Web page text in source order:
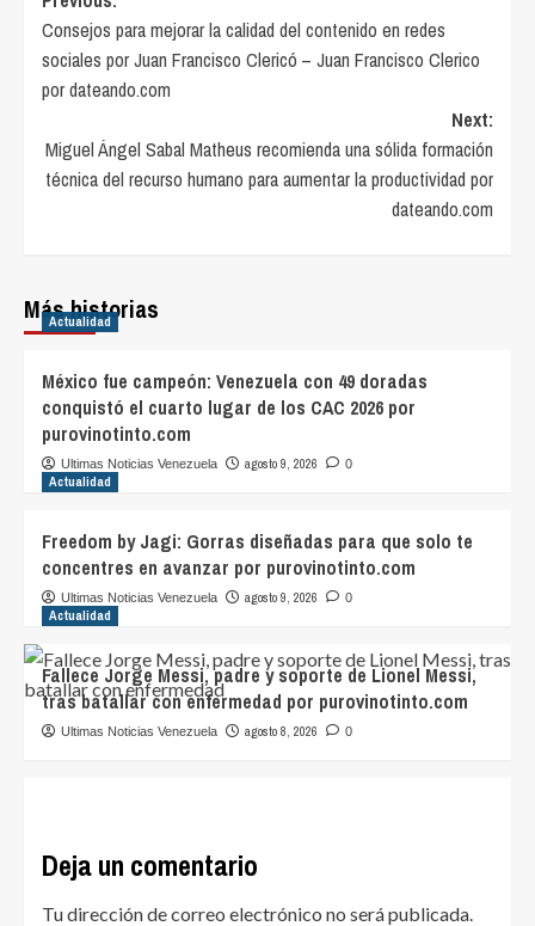
navigation
Consejos para mejorar la calidad del contenido en redes
sociales por Juan Francisco Clericó – Juan Francisco Clerico
por dateando.com
Next:
Miguel Ángel Sabal Matheus recomienda una sólida formación
técnica del recurso humano para aumentar la productividad por
dateando.com
Más historias
Actualidad
México fue campeón: Venezuela con 49 doradas
conquistó el cuarto lugar de los CAC 2026 por
purovinotinto.com
Ultimas Noticias Venezuela agosto 9, 2026 0
Actualidad
Freedom by Jagi: Gorras diseñadas para que solo te
concentres en avanzar por purovinotinto.com
Ultimas Noticias Venezuela agosto 9, 2026 0
Actualidad
Fallece Jorge Messi, padre y soporte de Lionel Messi,
tras batallar con enfermedad por purovinotinto.com
Ultimas Noticias Venezuela agosto 8, 2026 0
Deja un comentario
Tu dirección de correo electrónico no será publicada.